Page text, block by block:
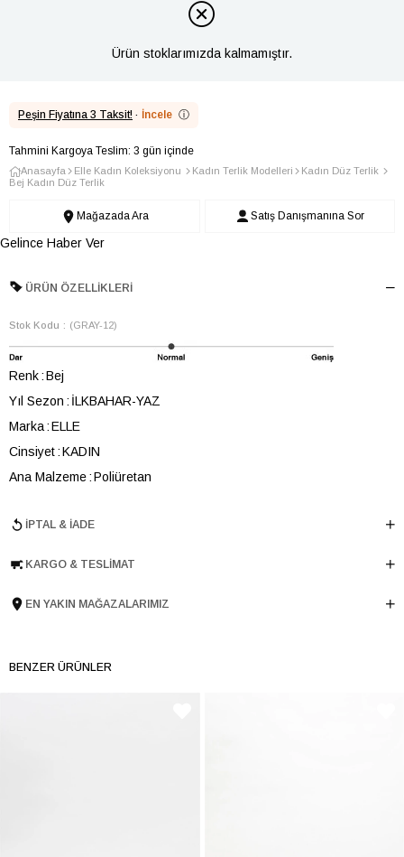
Ürün stoklarımızda kalmamıştır.
Peşin Fiyatına 3 Taksit! · İncele ⓘ
Tahmini Kargoya Teslim: 3 gün içinde
Anasayfa Elle Kadın Koleksiyonu Kadın Terlik Modelleri
Kadın Düz Terlik
Bej Kadın Düz Terlik
Mağazada Ara Satış Danışmanına Sor
Gelince Haber Ver
ÜRÜN ÖZELLIKLERI
Stok Kodu (GRAY-12)
Renk Bej
Yıl Sezon
İLKBAHAR-YAZ
Marka ELLE
Cinsiyet KADIN
Ana Malzeme Poliüretan
Topuk Boyu 1.5 cm
Tema CRAFT
İPTAL & İADE
KARGO & TESLIMAT
EN YAKIN MAĞAZALARIMIZ
BENZER ÜRÜNLER